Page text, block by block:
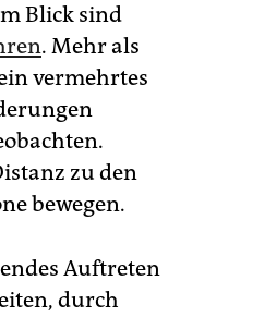
Blick sind
. Mehr als
vermehrtes
zu den
bewegen.
Auftreten
durch